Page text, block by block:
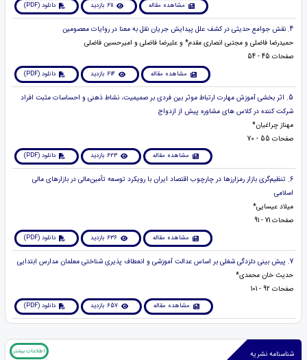
مشاهده مقاله 611 بازدید دانلود (PDF)
4. نقش جوامع حدیثی در کشف علل پیدایش جریان نقل به معنا در روایات معصومین
حمیدرضا فاضلی و مجتبی انصاری مقدم* و علیرضا فاضلی و امیرحسین فاضلی
صفحات 45 - 54
مشاهده مقاله 614 بازدید دانلود (PDF)
5. اثر بخشی آموزش مهارت ارتباط موثر بین فردی بر صمیمیت، نشاط ذهنی و احساسات مثبت افراد
شرکت کننده در کلاس های مشاوره پیش از ازدواج
مهناز چراغیان*
صفحات 55 - 70
مشاهده مقاله 623 بازدید دانلود (PDF)
6. تنظیم‌گری بازار رمزارزها در چارچوب اقتصاد ایران با رویکرد توسعه تأمین‌مالی در بازارهای مالی
اسلامی
میلاد عیسایی*
صفحات 71 - 91
مشاهده مقاله 636 بازدید دانلود (PDF)
7. پیش بینی دلزدگی شغلی بر اساس عدالت آموزشی و انعطاف پذیری شناختی معلمان مدارس ابتدایی
حدیث خان محمدی*
صفحات 92 - 101
مشاهده مقاله 657 بازدید دانلود (PDF)
شناسنامه نشریه اطلاعات بیشتر